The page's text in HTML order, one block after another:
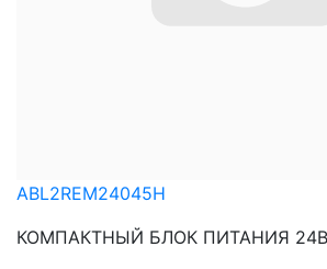
ABL2REM24045H
КОМПАКТНЫЙ БЛОК ПИТАНИЯ 24В,